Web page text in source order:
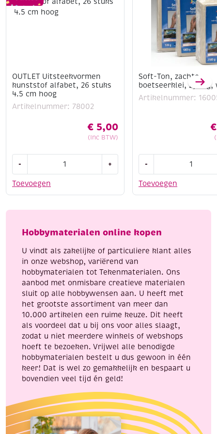
OUTLET Uitsteekvormen
kunststof alfabet, 26 stuks
4.5 cm hoog
Artikelnummer: 78002
€ 5,00
(Inc BTW)
Toevoegen
-
Uitsteekvormen
kunststof
stuks
aantal
+
Soft-Ton, zachte
boetseerklei, 2,5 kg,
Artikelnummer:
€
Toevoegen
-
zachte
kg,
aantal
Hobbymaterialen online kopen
U vindt als zakelijke of particuliere klant alles
in onze webshop, variërend van
hobbymaterialen tot Tekenmaterialen. Ons
aanbod met onmisbare creatieve materialen
sluit op alle hobbywensen aan. U heeft met
het grootste assortiment van meer dan
10.000 artikelen een ruime keuze. Dit heeft
als voordeel dat u bij ons voor alles slaagt,
zodat u niet meerdere winkels of webshops
hoeft te bezoeken. Vrijwel alle benodigde
hobbymaterialen bestelt u dus gewoon in één
keer! Dat is wel zo gemakkelijk en bespaart u
bovendien veel tijd én geld!